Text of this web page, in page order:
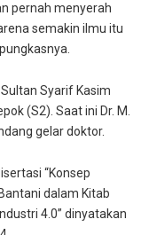
pernah menyerah
semakin ilmu itu
Syarif Kasim
(S2). Saat ini Dr. M.
gelar doktor.
“Konsep
dalam Kitab
4.0” dinyatakan